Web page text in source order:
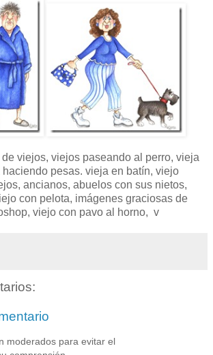
viejos, viejos paseando al perro, vieja
pesas. vieja en batín, viejo
ancianos, abuelos con sus nietos,
con pelota, imágenes graciosas de
viejo con pavo al horno, v
moderados para evitar el